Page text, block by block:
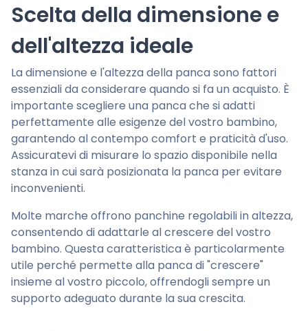
Scelta della dimensione e
dell'altezza ideale
La dimensione e l'altezza della panca sono fattori
essenziali da considerare quando si fa un acquisto. È
importante scegliere una panca che si adatti
perfettamente alle esigenze del vostro bambino,
garantendo al contempo comfort e praticità d'uso.
Assicuratevi di misurare lo spazio disponibile nella
stanza in cui sarà posizionata la panca per evitare
inconvenienti.
Molte marche offrono panchine regolabili in altezza,
consentendo di adattarle al crescere del vostro
bambino. Questa caratteristica è particolarmente
utile perché permette alla panca di "crescere"
insieme al vostro piccolo, offrendogli sempre un
supporto adeguato durante la sua crescita.